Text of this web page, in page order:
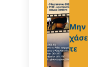
Μην
χάσε
τε